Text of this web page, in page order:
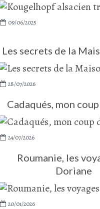
09/06/2025
Les secrets de la
28/07/2026
Cadaqués, mon
24/07/2026
Roumanie, les
Doriane
20/01/2026